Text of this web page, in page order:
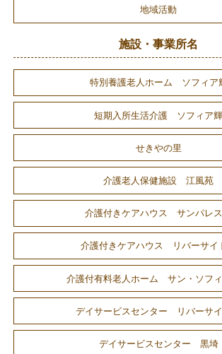
地域活動
施設・事業所名
特別養護老人ホーム ソフィア
短期入所生活介護 ソフィア輝
せきやの里
介護老人保健施設 江風苑
介護付きケアハウス サンパレ
介護付きケアハウス リバーサイ
介護付有料老人ホーム サン・ソフ
デイサービスセンター リバーサ
デイサービスセンター 黒埼